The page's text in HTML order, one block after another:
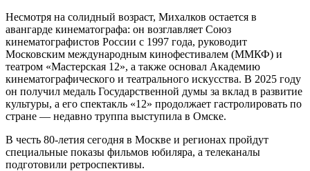
Несмотря на солидный возраст, Михалков остается в
авангарде кинематографа: он возглавляет Союз
кинематографистов России с 1997 года, руководит
Московским международным кинофестивалем (ММКФ) и
театром «Мастерская 12», а также основал Академию
кинематографического и театрального искусства. В 2025 году
он получил медаль Государственной думы за вклад в развитие
культуры, а его спектакль «12» продолжает гастролировать по
стране — недавно труппа выступила в Омске.
В честь 80-летия сегодня в Москве и регионах пройдут
специальные показы фильмов юбиляра, а телеканалы
подготовили ретроспективы.